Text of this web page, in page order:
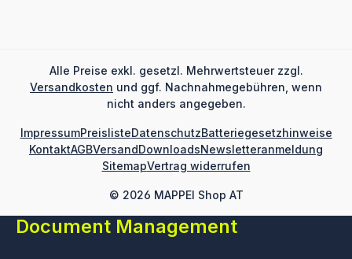
Alle Preise exkl. gesetzl. Mehrwertsteuer zzgl.
Versandkosten und ggf. Nachnahmegebühren, wenn
nicht anders angegeben.
© 2026 MAPPEI Shop AT
ImpressumPreislisteDatenschutzBatteriegesetzhinweise
KontaktAGBVersandDownloadsNewsletteranmeldung
SitemapVertrag widerrufen
Document Management